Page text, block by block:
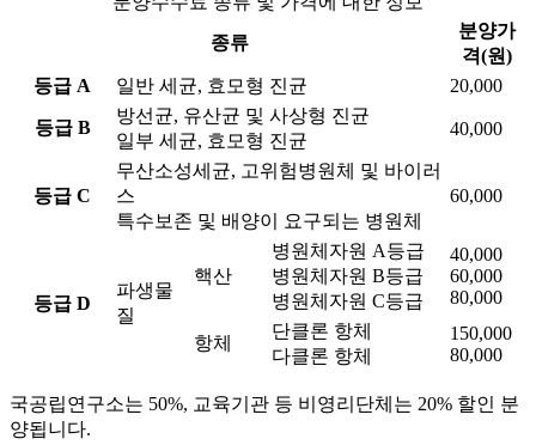
종류
분양가
격(원)
등급 A
일반 세균, 효모형 진균 20,000
등급 B
방선균, 유산균 및 사상형 진균
일부 세균, 효모형 진균
40,000
등급 C
무산소성세균, 고위험병원체 및 바이러
스
특수보존 및 배양이 요구되는 병원체
60,000
등급 D
파생물
질
핵산
병원체자원 A등급
병원체자원 B등급
병원체자원 C등급
40,000
60,000
80,000
항체
단클론 항체
다클론 항체
150,000
80,000
국공립연구소는 50%, 교육기관 등 비영리단체는 20% 할인 분
양됩니다.